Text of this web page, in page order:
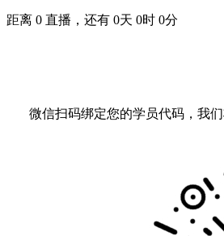
距离 0 直播，还有 0天 0时 0分
微信扫码绑定您的学员代码，我